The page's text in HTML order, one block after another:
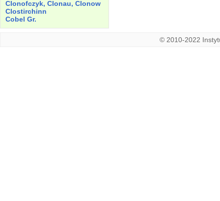
Clonofczyk, Clonau, Clonow
Clostirchinn
Cobel Gr.
© 2010-2022